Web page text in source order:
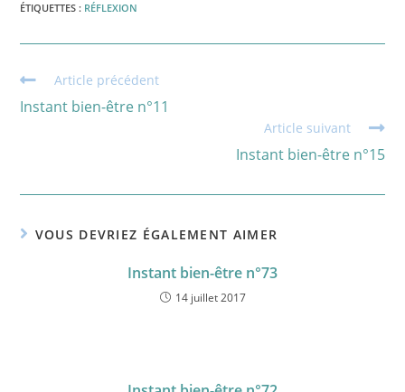
ÉTIQUETTES : RÉFLEXION
Read
articles
Article précédent
Instant bien-être n°11
Article suivant
Instant bien-être n°15
VOUS DEVRIEZ ÉGALEMENT AIMER
Instant bien-être n°73
14 juillet 2017